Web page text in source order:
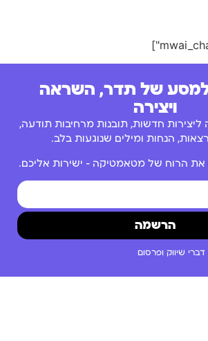
של תדר, השראה
ויצירה
ליצירות חדשות, תובנות מרחיבות תודעה,
הנחות ומילים שנוגעות בלב.
את הרוח של מטאמטיקה – ישירות אליכם.
שיווק ופרסום
הרשמה